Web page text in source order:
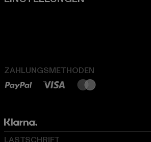
ZAHLUNGSMETHODEN